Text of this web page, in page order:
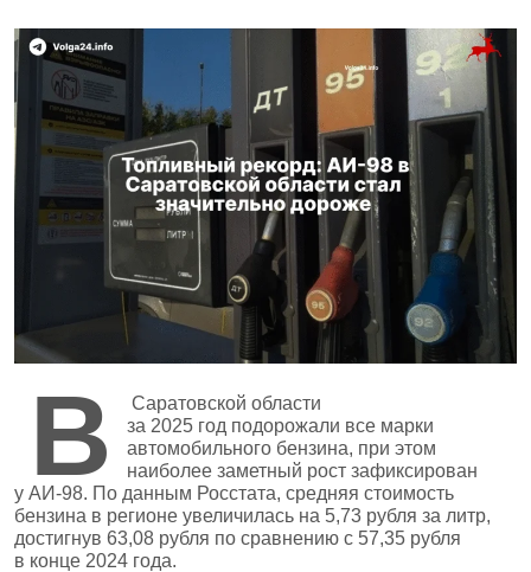
В
Саратовской области
за 2025 год подорожали все марки
автомобильного бензина, при этом
наиболее заметный рост зафиксирован
у АИ‑98. По данным Росстата, средняя стоимость
бензина в регионе увеличилась на 5,73 рубля за литр,
достигнув 63,08 рубля по сравнению с 57,35 рубля
в конце 2024 года.